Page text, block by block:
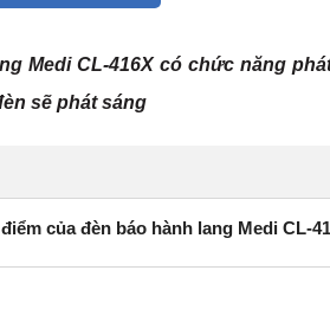
Medi CL-416X có chức năng
sẽ phát sáng
của đèn báo hành lang Medi CL-